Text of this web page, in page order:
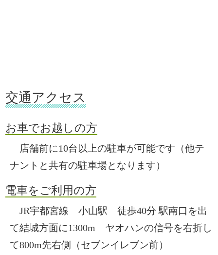
交通アクセス
お車でお越しの方
店舗前に10台以上の駐車が可能です（他テ
ナントと共有の駐車場となります）
電車をご利用の方
JR宇都宮線 小山駅 徒歩40分 駅南口を出
て結城方面に1300m ヤオハンの信号を右折し
て800m先右側（セブンイレブン前）